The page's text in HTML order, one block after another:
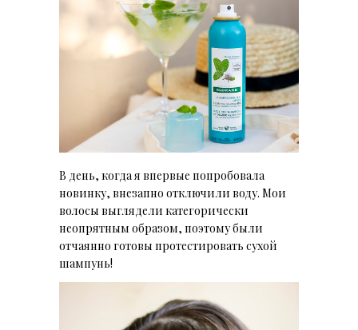
В день, когда я впервые попробовала
новинку, внезапно отключили воду. Мои
волосы выглядели категорически
неопрятным образом, поэтому были
отчаянно готовы протестировать сухой
шампунь!